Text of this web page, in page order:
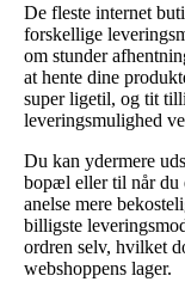
De fleste internet
forskellige
om stunder
at hente dine
super ligetil, og tit
leveringsmulighed
Du kan ydermere
bopæl eller til når du
anelse mere
billigste
ordren selv, hvilket
webshoppens lager.